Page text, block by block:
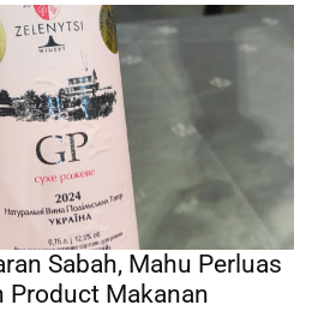
Sabah, Mahu Perluas
Product Makanan